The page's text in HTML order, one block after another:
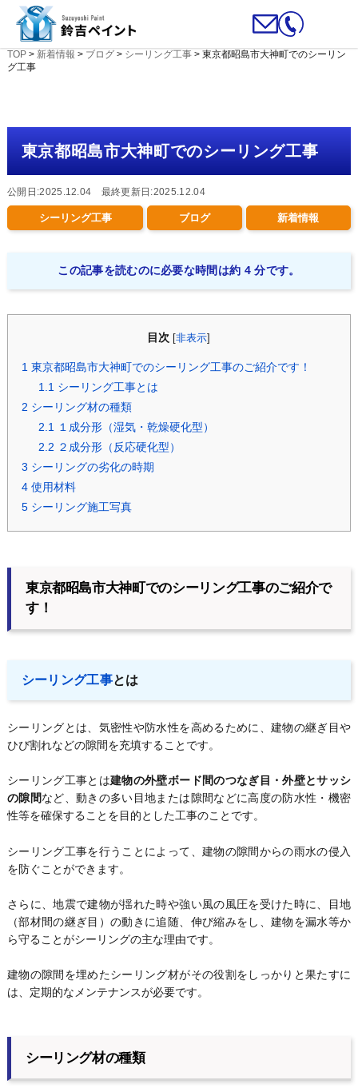
TOP> 新着情報 > ブログ> シーリング工事> 東京都昭島市大神町でのシーリン
グ工事
東京都昭島市大神町でのシーリング工事
公開日:2025.12.04 最終更新日:2025.12.04
シーリング工事 ブログ 新着情報
この記事を読むのに必要な時間は約 4 分です。
目次 [非表示
1 東京都昭島市大神町でのシーリング工事のご紹介です！
1.1 シーリング工事とは
2 シーリング材の種類
2.1
１成分形（湿気・乾燥硬化型）
2.2 ２成分形（反応硬化型）
3 シーリングの劣化の時期
4使用材料
5シーリング施工写真
東京都昭島市大神町でのシーリング工事のご紹介で
す！
シーリング工事とは
シーリングとは、気密性や防水性を高めるために、建物の継ぎ目や
ひび割れなどの隙間を充填することです。
シーリング工事とは建物の外壁ボード間のつなぎ目・外壁とサッシ
の隙間など、動きの多い目地または隙間などに高度の防水性・機密
性等を確保することを目的とした工事のことです。
シーリング工事を行うことによって、建物の隙間からの雨水の侵入
を防ぐことができます。
さらに、地震で建物が揺れた時や強い風の風圧を受けた時に、目地
（部材間の継ぎ目）の動きに追随、伸び縮みをし、建物を漏水等か
ら守ることがシーリングの主な理由です。
建物の隙間を埋めたシーリング材がその役割をしっかりと果たすに
は、定期的なメンテナンスが必要です。
シーリング材の種類